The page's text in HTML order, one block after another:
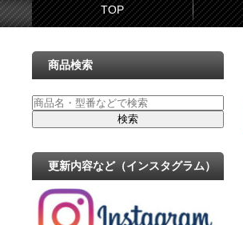
TOP
商品検索
更新内容など（インスタグラム）